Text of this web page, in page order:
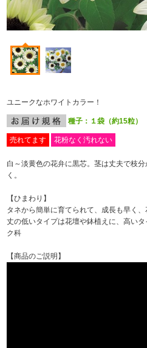
ユニークなホワイトカラー！
種子：１袋（約15粒）
売れてます 花粉なく汚れない
白～淡黄色の花弁に黒芯。茎は丈夫で枝
く。
【ひまわり】
タネから簡単に育てられて、成長も早く
丈の低いタイプは花壇や鉢植えに、高い
ク科
【商品のご説明】